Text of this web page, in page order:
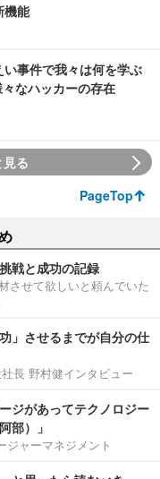
機能
事件で我々は何を学ぶ
なハッカーの存在
る
PageTop
戦と成功の記録
させて欲しいと頼んでいた
」させるまでが自分の仕
長 野村健インタビュー
ジがあってテクノロジー
部）」
ジャーマネジメント